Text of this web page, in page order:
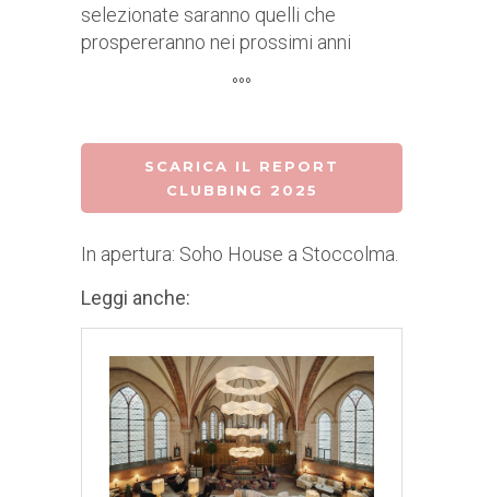
selezionate saranno quelli che
prospereranno nei prossimi anni
°°°
SCARICA IL REPORT
CLUBBING 2025
In apertura: Soho House a Stoccolma.
Leggi anche: